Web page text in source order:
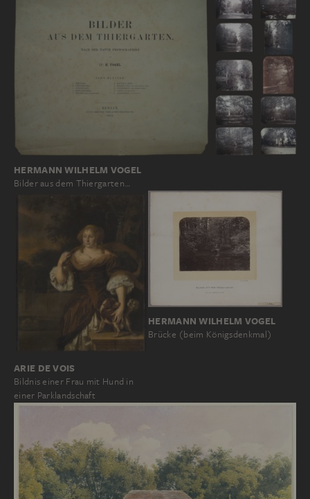
HERMANN WILHELM VOGEL
Bilder aus dem Thiergarten…
ARIE DE VOIS
Bildnis einer Frau mit Hund in
einer Parklandschaft
HERMANN WILHELM VOGEL
Brücke (beim Königsdenkmal)